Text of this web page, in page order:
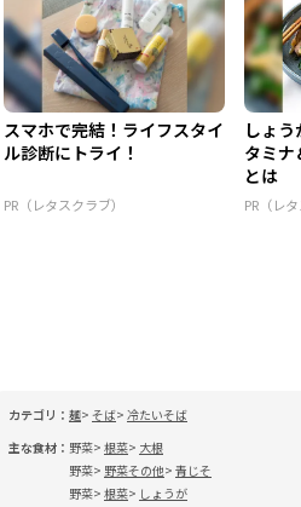
スマホで完結！ライフスタイ
ル診断にトライ！
PR（レタスクラブ）
しょ
タミナ
とは
PR（レタ
カテゴリ： 麺 そば 冷たいそば
主な食材： 野菜 根菜
大根
野菜
野菜その他 青じそ
野菜 根菜 しょうが